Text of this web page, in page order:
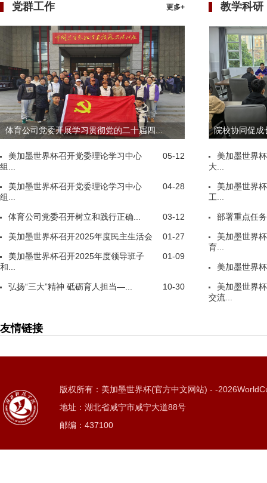
更多+
党群工作
体育公司党委开展学习贯彻党的二十届四...
05-12
美加墨世界杯召开党委理论学习中心
组...
04-28
美加墨世界杯召开党委理论学习中心
组...
03-12
体育公司党委召开树立和践行正确...
01-27
美加墨世界杯召开2025年度民主生活会
01-09
美加墨世界杯召开2025年度领导班子
和...
10-30
弘扬“三大”精神 砥砺育人担当—...
教学科研
院校协同促
美加墨世界
大...
美加墨世界
工...
部署重点任
美加墨世界
育...
美加墨世界
美加墨世界
交流...
友情链接
版权所有：美加墨世界杯(官方中文网站) - -
地址：湖北省咸宁市咸宁大道88号
邮编：437100